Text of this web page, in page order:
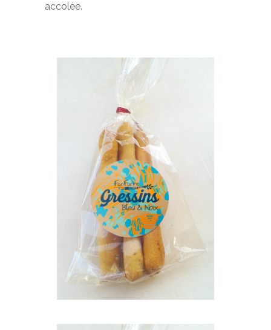
accolée.